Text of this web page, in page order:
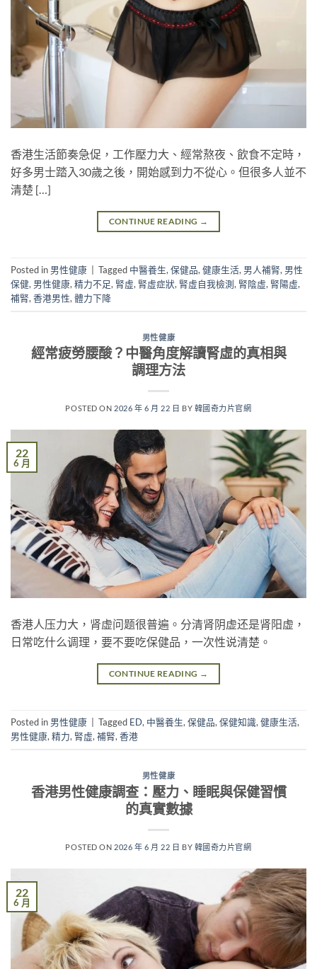
香港生活節奏急促，工作壓力大、經常熬夜、飲食不定時，
好多男士踏入30歲之後，開始感到力不從心。但很多人並不
清楚 […]
CONTINUE READING →
Posted in 男性健康 Tagged 中醫養生, 保健品, 健康生活, 男人補腎, 男性
保健, 男性健康, 精力不足, 腎虛, 腎虛症狀, 腎虛自我檢測, 腎陰虛, 腎陽虛,
補腎, 香港男性, 體力下降
男性健康
經常疲勞腰酸？中醫角度解讀腎虛的真相與
調理方法
POSTED ON 2026 年 6 月 22 日 BY 韓國奇力片官網
22
6 月
香港人压力大，肾虚问题很普遍。分清肾阴虚还是肾阳虚，
日常吃什么调理，要不要吃保健品，一次性说清楚。
CONTINUE READING →
Posted in 男性健康 Tagged ED, 中醫養生,保健品,保健知識,健康生活,
男性健康,精力, 腎虛,補腎,香港
男性健康
香港男性健康調查：壓力、睡眠與保健習慣
的真實數據
POSTED ON 2026 年 6 月 22 日 BY 韓國奇力片官網
22
6 月